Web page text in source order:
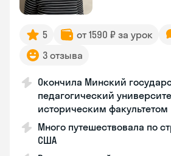
5 от 1590 ₽ за урок
3 отзыва
Окончила Минский
педагогический
историческим факультетом
Много путешествовала по
США